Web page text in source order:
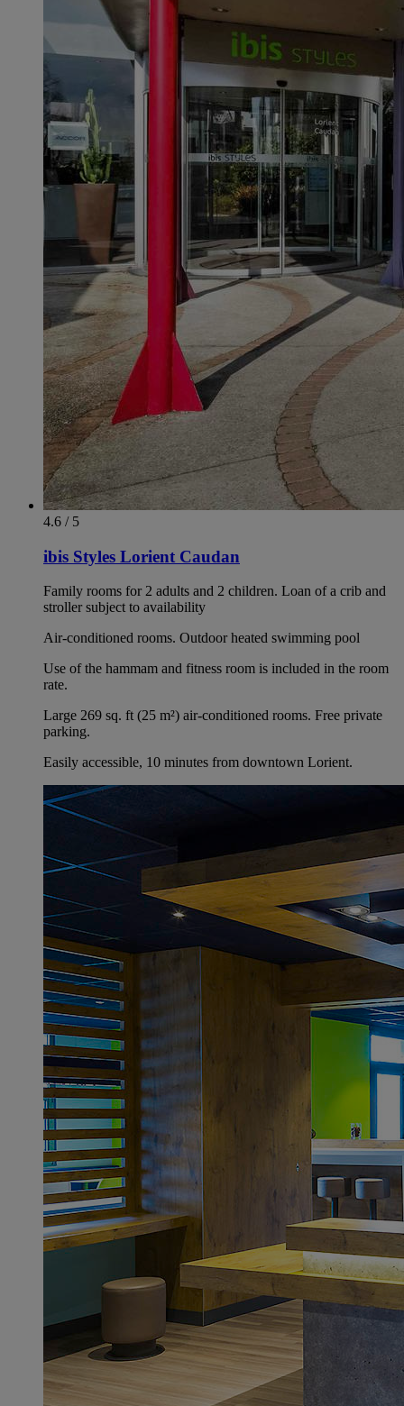
4.6 / 5
ibis Styles Lorient Caudan
Family rooms for 2 adults and 2 children. Loan of a crib and
stroller subject to availability
Air-conditioned rooms. Outdoor heated swimming pool
Use of the hammam and fitness room is included in the room
rate.
Large 269 sq. ft (25 m²) air-conditioned rooms. Free private
parking.
Easily accessible, 10 minutes from downtown Lorient.